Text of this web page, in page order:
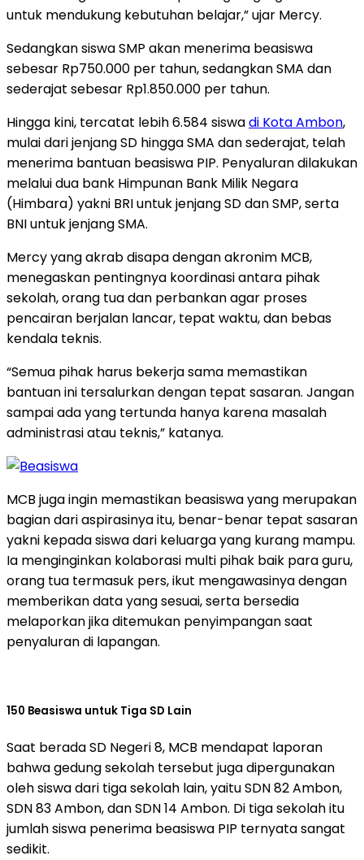
untuk mendukung kebutuhan belajar,” ujar Mercy.
Sedangkan siswa SMP akan menerima beasiswa
sebesar Rp750.000 per tahun, sedangkan SMA dan
sederajat sebesar Rp1.850.000 per tahun.
Hingga kini, tercatat lebih 6.584 siswadi Kota Ambon,
mulai dari jenjang SD hingga SMA dan sederajat, telah
menerima bantuan beasiswa PIP. Penyaluran dilakukan
melalui dua bank Himpunan Bank Milik Negara
(Himbara) yakni BRI untuk jenjang SD dan SMP, serta
BNI untuk jenjang SMA.
Mercy yang akrab disapa dengan akronim MCB,
menegaskan pentingnya koordinasi antara pihak
sekolah, orang tua dan perbankan agar proses
pencairan berjalan lancar, tepat waktu, dan bebas
kendala teknis.
“Semua pihak harus bekerja sama memastikan
bantuan ini tersalurkan dengan tepat sasaran. Jangan
sampai ada yang tertunda hanya karena masalah
administrasi atau teknis,” katanya.
MCB juga ingin memastikan beasiswa yang merupakan
bagian dari aspirasinya itu, benar-benar tepat sasaran
yakni kepada siswa dari keluarga yang kurang mampu.
Ia menginginkan kolaborasi multi pihak baik para guru,
orang tua termasuk pers, ikut mengawasinya dengan
memberikan data yang sesuai, serta bersedia
melaporkan jika ditemukan penyimpangan saat
penyaluran di lapangan.
150 Beasiswa untuk Tiga SD Lain
Saat berada SD Negeri 8, MCB mendapat laporan
bahwa gedung sekolah tersebut juga dipergunakan
oleh siswa dari tiga sekolah lain, yaitu SDN 82 Ambon,
SDN 83 Ambon, dan SDN 14 Ambon. Di tiga sekolah itu
jumlah siswa penerima beasiswa PIP ternyata sangat
sedikit.